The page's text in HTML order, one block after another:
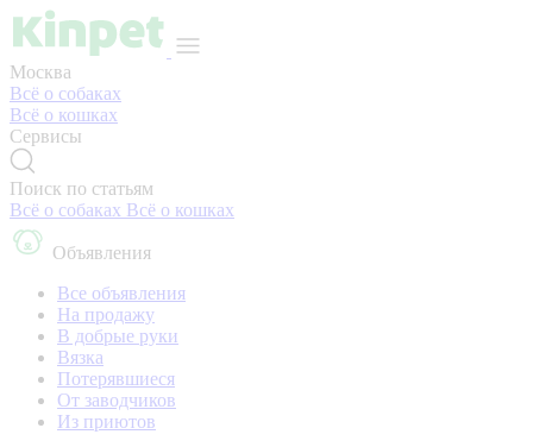
Москва
Всё о собаках
Всё о кошках
Сервисы
Поиск по статьям
Всё о собаках Всё о кошках
Объявления
Все объявления
На продажу
В добрые руки
Вязка
Потерявшиеся
От заводчиков
Из приютов